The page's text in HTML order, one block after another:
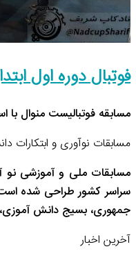
فوتبال دوره اول
مسابقه فوتبالیست منوال با
مسابقات نوآوری و ابتکارات
مسابقات ملی و آموزشی نو
سراسر کشور طراحی شده
جمهوری، بسیج دانش
آخرین اخبار